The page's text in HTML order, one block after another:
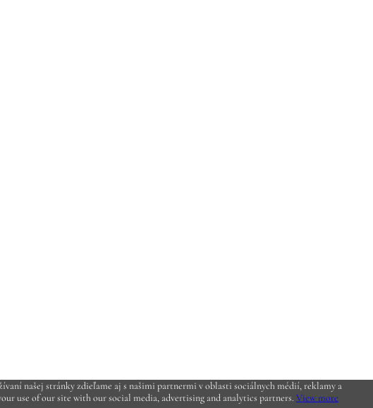
našej stránky zdieľame aj s našimi partnermi v oblasti sociálnych médií, reklamy a
use of our site with our social media, advertising and analytics partners. View more